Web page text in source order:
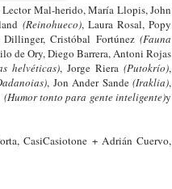
Lector Mal-herido, María Llopis, John
(Reinohueco), Laura Rosal, Popy
Dillinger,Cristóbal Fortúnez(Fauna
de Ory, Diego Barrera, Antoni Rojas
helvéticas), Jorge Riera(Putokrío),
), Jon Ander Sande (Iraklia),
(Humor tonto para gente inteligente)y
CasiCasiotone + Adrián Cuervo,